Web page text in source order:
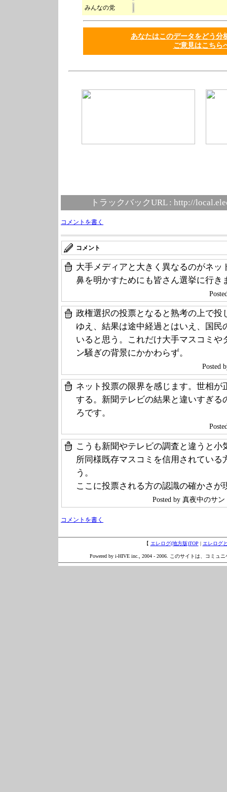
みんなの党
あなたはこのデータをどう
ご意見はこちら
トラックバックURL : http://
コメントを書く
コメント
大手メディアと大きく異なるのがネッ
鼻を明かすためにも皆さん選挙に行き
政権選択の投票となると熟考の上で投
ゆえ、結果は途中経過とはいえ、国民
いると思う。これだけ大手マスコミや
ン騒ぎの背景にかかわらず。
Posted
ネット投票の限界を感じます。世相が
する。新聞テレビの結果と違いすぎる
ろです。
こうも新聞やテレビの調査と違うと
所同様既存マスコミを信用されている
う。
ここに投票される方の認識の確かさが
Posted by 真夜中のサ
コメントを書く
【 エレログ(地方版)TOP | エレログ
Powered by i-HIVE inc., 2004 - 2006. このサイトは、コミュ